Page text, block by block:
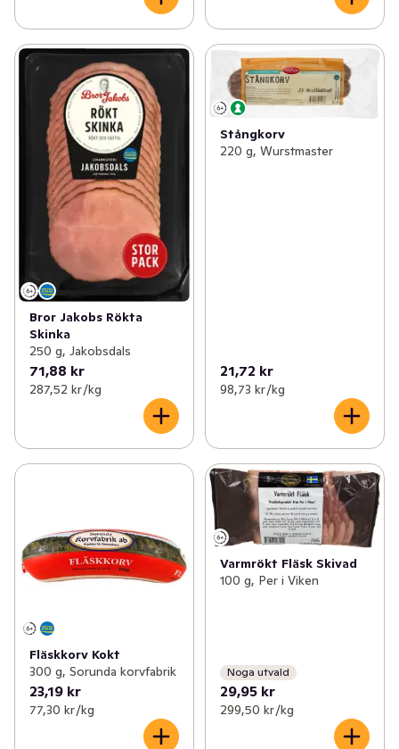
Bror Jakobs Rökta
Skinka
250 g, Jakobsdals
71,88 kr
287,52 kr /kg
Stångkorv
220 g, Wurstmaster
21,72 kr
98,73 kr /kg
Fläskkorv Kokt
300 g, Sorunda korvfabrik
23,19 kr
77,30 kr /kg
Varmrökt Fläsk Skivad
100 g, Per i Viken
Noga utvald
29,95 kr
299,50 kr /kg